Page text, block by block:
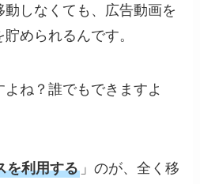
しなくても、広告動画を
められるんです。
ね？誰でもできますよ
を利用する 」のが、全く移